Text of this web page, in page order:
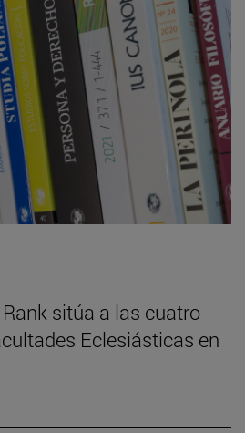
sitúa a las cuatro
Eclesiásticas en